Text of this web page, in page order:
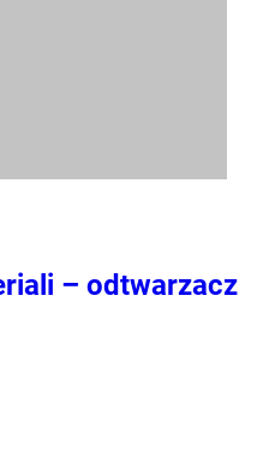
– odtwarzacz